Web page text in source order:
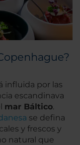
influida por las
escandinava
mar Báltico.
se defina
y frescos y
natural que